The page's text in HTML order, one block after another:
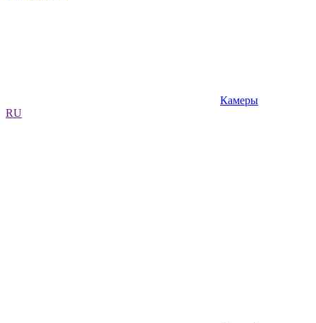
Камеры
RU